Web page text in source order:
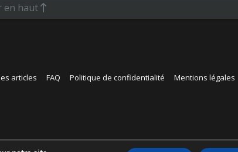
en haut
articles FAQ Politique de confidentialité Mentions légales